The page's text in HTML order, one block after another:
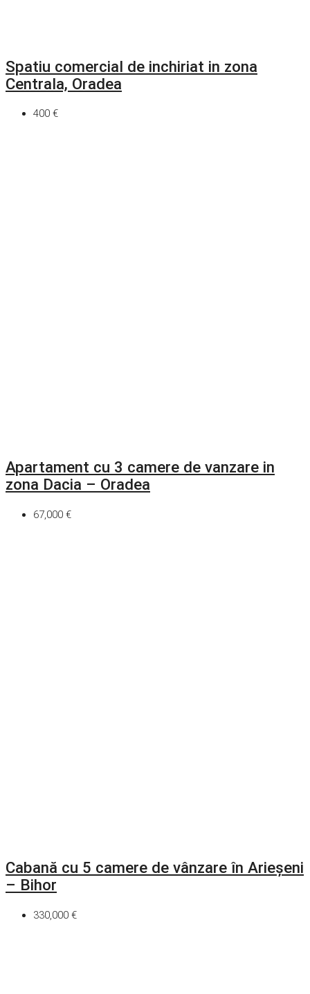
Spatiu comercial de inchiriat in zona
Centrala, Oradea
400 €
Apartament cu 3 camere de vanzare in
zona Dacia – Oradea
67,000 €
Cabană cu 5 camere de vânzare în Arieșeni
– Bihor
330,000 €